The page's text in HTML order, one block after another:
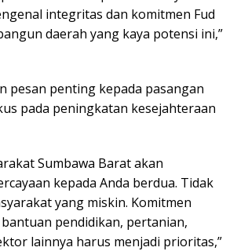
integritas dan komitmen Fud
daerah yang kaya potensi ini,”
pesan penting kepada pasangan
pada peningkatan kesejahteraan
Sumbawa Barat akan
kepada Anda berdua. Tidak
yang miskin. Komitmen
pendidikan, pertanian,
lainnya harus menjadi prioritas,”